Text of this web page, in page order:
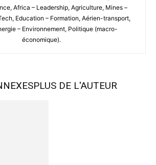
Africa – Leadership, Agriculture, Mines –
Education – Formation, Aérien-transport,
– Environnement, Politique (macro-
économique).
PLUS DE L'AUTEUR